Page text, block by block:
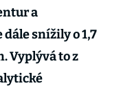
a
snížily o 1,7
Vyplývá to z